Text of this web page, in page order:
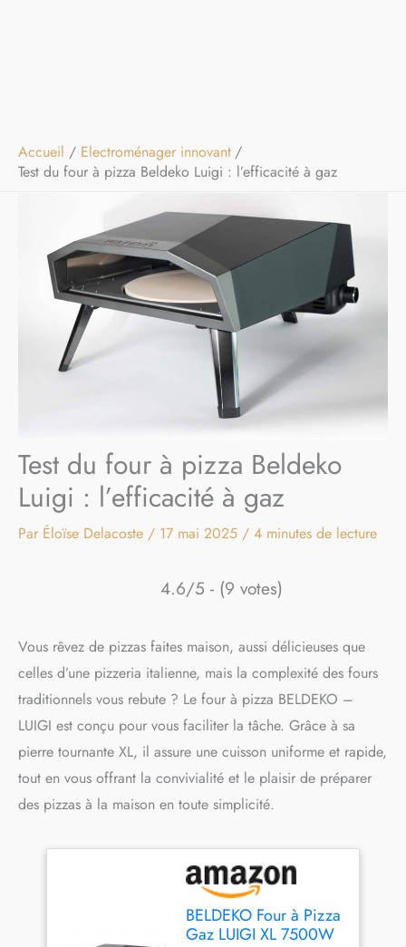
Accueil
Electroménager innovant
Test du four à pizza Beldeko Luigi : l’efficacité à gaz
Test du four à pizza Beldeko
Luigi : l’efficacité à gaz
Par Éloïse Delacoste / 17 mai 2025 / 4 minutes de lecture
4.6/5 - (9 votes)
Vous rêvez de pizzas faites maison, aussi délicieuses que
celles d’une pizzeria italienne, mais la complexité des fours
traditionnels vous rebute ? Le four à pizza BELDEKO –
LUIGI est conçu pour vous faciliter la tâche. Grâce à sa
pierre tournante XL, il assure une cuisson uniforme et rapide,
tout en vous offrant la convivialité et le plaisir de préparer
des pizzas à la maison en toute simplicité.
BELDEKO Four à Pizza
Gaz LUIGI XL 7500W